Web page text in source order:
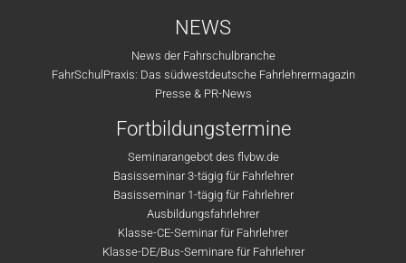
NEWS
News der Fahrschulbranche
FahrSchulPraxis: Das südwestdeutsche Fahrlehrermagazin
Presse & PR-News
Fortbildungstermine
Seminarangebot des flvbw.de
Basisseminar 3-tägig für Fahrlehrer
Basisseminar 1-tägig für Fahrlehrer
Ausbildungsfahrlehrer
Klasse-CE-Seminar für Fahrlehrer
Klasse-DE/Bus-Seminare für Fahrlehrer